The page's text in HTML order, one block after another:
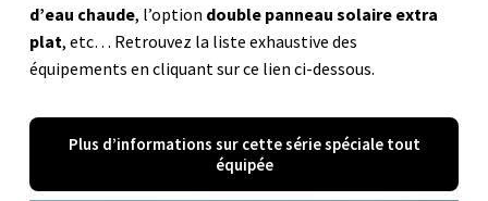
d’eau chaude, l’option double panneau solaire extra
plat, etc… Retrouvez la liste exhaustive des
équipements en cliquant sur ce lien ci-dessous.
Plus d’informations sur cette série spéciale tout
équipée